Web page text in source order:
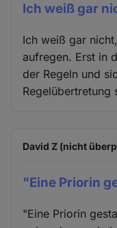
Ich weiß gar
Ich weiß gar
aufregen. Erst in
der Regeln und
Regelübertretung
David Z (nicht
"Eine Priorin
"Eine Priorin